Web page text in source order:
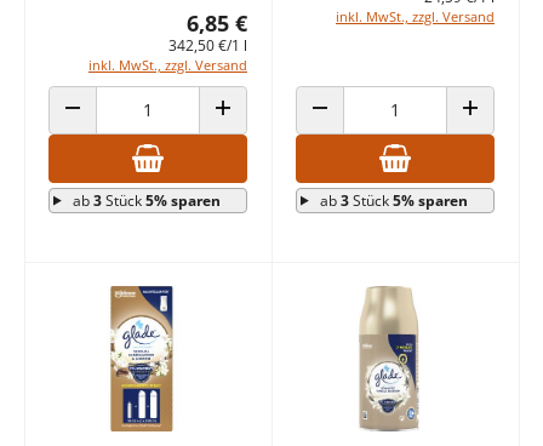
6,85 €
342,50 €/1 l
inkl. MwSt., zzgl. Versand
ANZAHL VERRINGERN ANZAHL ERHÖHEN
ab3Stück5% sparen
inkl. MwSt., zzgl. Versand
ANZAHL VERRINGERN ANZAHL
ab3Stück5% sparen